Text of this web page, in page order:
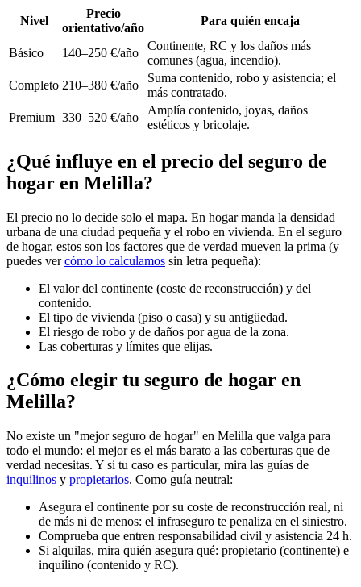
Nivel
Precio
orientativo/año
Para quién encaja
Básico 140–250 €/año
Continente, RC y los daños más
comunes (agua, incendio).
Completo 210–380 €/año
Suma contenido, robo y asistencia; el
más contratado.
Premium 330–520 €/año
Amplía contenido, joyas, daños
estéticos y bricolaje.
¿Qué influye en el precio del seguro de
hogar en Melilla?
El precio no lo decide solo el mapa. En hogar manda la densidad
urbana de una ciudad pequeña y el robo en vivienda. En el seguro
de hogar, estos son los factores que de verdad mueven la prima (y
puedes vercómo lo calculamos sin letra pequeña):
El valor del continente (coste de reconstrucción) y del
contenido.
El tipo de vivienda (piso o casa) y su antigüedad.
El riesgo de robo y de daños por agua de la zona.
Las coberturas y límites que elijas.
¿Cómo elegir tu seguro de hogar en
Melilla?
No existe un "mejor seguro de hogar" en Melilla que valga para
todo el mundo: el mejor es el más barato a las coberturas que de
verdad necesitas. Y si tu caso es particular, mira las guías de
inquilinos y propietarios. Como guía neutral:
Asegura el continente por su coste de reconstrucción real, ni
de más ni de menos: el infraseguro te penaliza en el siniestro.
Comprueba que entren responsabilidad civil y asistencia 24 h.
Si alquilas, mira quién asegura qué: propietario (continente) e
inquilino (contenido y RC).